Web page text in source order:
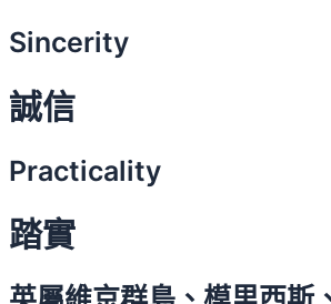
Sincerity
誠信
Practicality
踏實